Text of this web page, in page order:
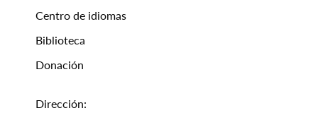
Centro de idiomas
Biblioteca
Donación
Dirección: